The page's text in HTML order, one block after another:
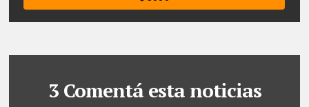
3 Comentá esta noticias